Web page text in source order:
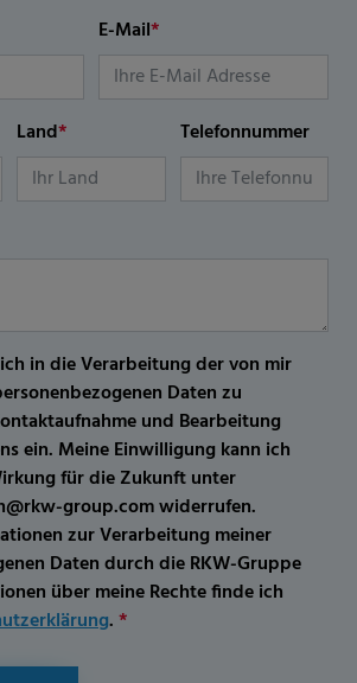
E-Mail*
Land* Telefonnummer
in die Verarbeitung der von mir
Daten zu
und Bearbeitung
ein. Meine Einwilligung kann ich
für die Zukunft unter
group.com widerrufen.
zur Verarbeitung meiner
Daten durch die RKW-Gruppe
über meine Rechte finde ich
.*